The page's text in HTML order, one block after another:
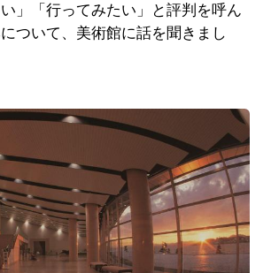
」「行ってみたい」と評判を呼ん
ついて、美術館に話を聞きまし